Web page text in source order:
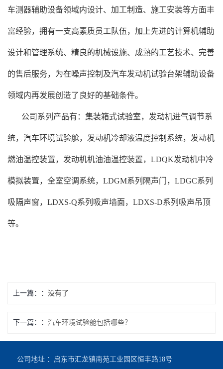
车测器辅助设备领域内设计、加工制造、施工安装等方面丰
富经验，拥有一支高素质员工队伍，加上先进的计算机辅助
设计和管理系统、精良的机械设施、成熟的工艺技术、完善
的售后服务，为在噪声控制及汽车发动机试验台架辅助设备
领域内再发展创造了良好的基础条件。
公司系列产品有：集装箱式试验室，发动机进气调节系
统，汽车环境试验舱，发动机冷却液温度控制系统，发动机
燃油温控装置，发动机机油油温控装置，LDQK发动机中冷
模拟装置，全室空调系统，LDGM系列隔声门，LDGC系列
吸隔声窗，LDXS-Q系列吸声墙面，LDXS-D系列吸声吊顶
等。
上一篇： 没有了
下一篇： 汽车环境试验舱包括哪些？
公司地址 ：启东市汇龙镇南苑工业园区恒丰路18号